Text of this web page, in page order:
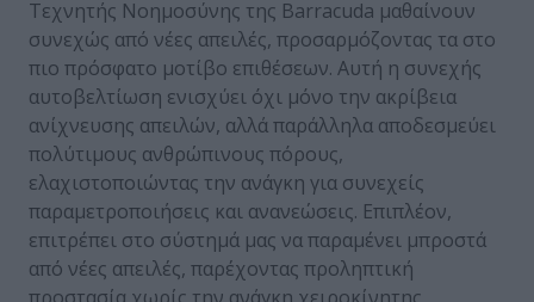
Τεχνητής Νοημοσύνης της Barracuda μαθαίνουν
συνεχώς από νέες απειλές, προσαρμόζοντας τα στο
πιο πρόσφατο μοτίβο επιθέσεων. Αυτή η συνεχής
αυτοβελτίωση ενισχύει όχι μόνο την ακρίβεια
ανίχνευσης απειλών, αλλά παράλληλα αποδεσμεύει
πολύτιμους ανθρώπινους πόρους,
ελαχιστοποιώντας την ανάγκη για συνεχείς
παραμετροποιήσεις και ανανεώσεις. Επιπλέον,
επιτρέπει στο σύστημά μας να παραμένει μπροστά
από νέες απειλές, παρέχοντας προληπτική